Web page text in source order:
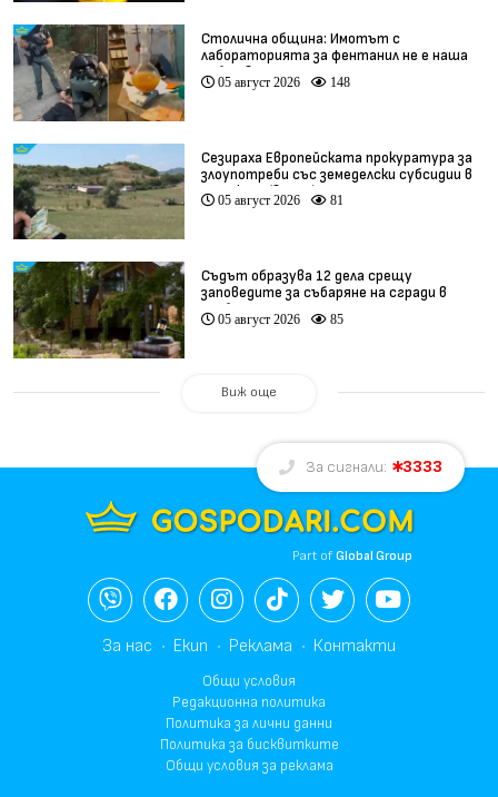
Столична община: Имотът с
лабораторията за фентанил не е наша
собственост
05 август 2026 148
Сезираха Европейската прокуратура за
злоупотреби със земеделски субсидии в
Кърджали (видео)
05 август 2026 81
Съдът образува 12 дела срещу
заповедите за събаряне на сгради в
„Баба Алино“
05 август 2026 85
Виж още
За сигнали: 3333
Part ofGlobal Group
За нас Екип Реклама Контакти
Общи условия
Редакционна политика
Политика за лични данни
Политика за бисквитките
Общи условия за реклама